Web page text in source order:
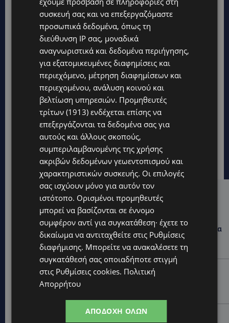
Hot this week
UPDATES
ΛΕΩΦΟΡΟΣ ΤΣΕΡΙΟΥ: Άνοιξε ο δρόμος, αλλά άρχισαν τα
παράπονα των πολιτών – «Έγινε σωστά ο
σχεδιασμός;»
VIBE NEWS
Νέος Γενικός Διευθυντής του Hilton Nicosia ο Ilio
συσκευή σας και να επεξεργαζόμαστε
προσωπικά δεδομένα, όπως τη
διεύθυνση IP σας, μοναδικά
αναγνωριστικά και δεδομένα περιήγησης,
για εξατομικευμένες διαφημίσεις και
περιεχόμενο, μέτρηση διαφημίσεων και
περιεχομένου, ανάλυση κοινού και
βελτίωση υπηρεσιών. Προμηθευτές
τρίτων (1913) ενδέχεται επίσης να
επεξεργάζονται τα δεδομένα σας για
αυτούς και άλλους σκοπούς,
συμπεριλαμβανομένης της χρήσης
ακριβών δεδομένων γεωεντοπισμού και
χαρακτηριστικών συσκευής. Οι επιλογές
σας ισχύουν μόνο για αυτόν τον
ιστότοπο. Ορισμένοι προμηθευτές
μπορεί να βασίζονται σε έννομο
συμφέρον αντί για συγκατάθεση· έχετε το
δικαίωμα να αντιταχθείτε στις Ρυθμίσεις
διαφήμισης. Μπορείτε να ανακαλέσετε τη
συγκατάθεσή σας οποιαδήποτε στιγμή
στις Ρυθμίσεις cookies. Πολιτική
Απορρήτου
ΑΠΟΔΟΧΉ ΌΛΩΝ